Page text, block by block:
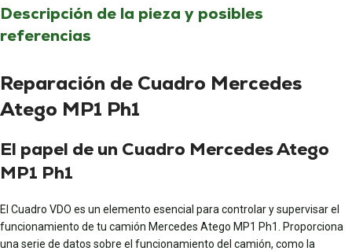
Descripción de la pieza y posibles
referencias
Reparación de Cuadro Mercedes
Atego MP1 Ph1
El papel de un Cuadro Mercedes Atego
MP1 Ph1
El Cuadro VDO es un elemento esencial para controlar y supervisar el
funcionamiento de tu camión Mercedes Atego MP1 Ph1. Proporciona
una serie de datos sobre el funcionamiento del camión, como la